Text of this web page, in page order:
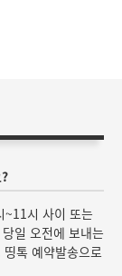
시 사이 또는
일 오전에 보내는
톡 예약발송으로